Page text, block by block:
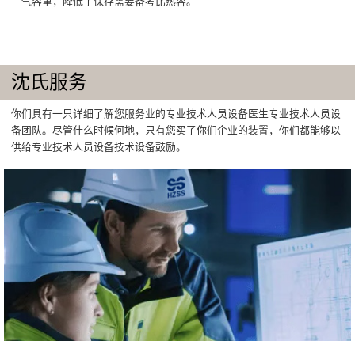
沈氏服务
你们具有一只详细了解您服务业的专业技术人员设备医生专业技术人员设
备团队。尽管什么时候何地，只有您买了你们企业的装置，你们都能够以
供给专业技术人员设备技术设备鼓励。